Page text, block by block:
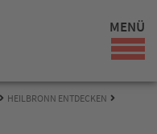
MENÜ
HEILBRONN ENTDECKEN